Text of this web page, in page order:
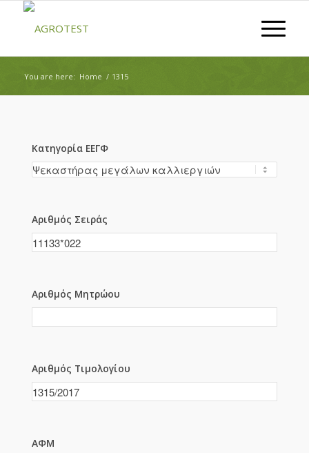
You are here: Home / 1315
Κατηγορία ΕΕΓΦ
Αριθμός Σειράς
Αριθμός Μητρώου
Αριθμός Τιμολογίου
ΑΦΜ